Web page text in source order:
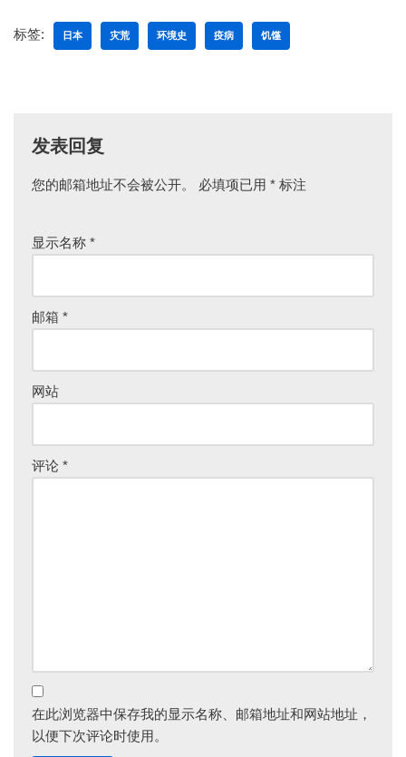
标签: 日本 灾荒 环境史 疫病 饥馑
发表回复
您的邮箱地址不会被公开。 必填项已用 * 标注
显示名称 *
邮箱 *
网站
评论 *
在此浏览器中保存我的显示名称、邮箱地址和网站地址，
以便下次评论时使用。